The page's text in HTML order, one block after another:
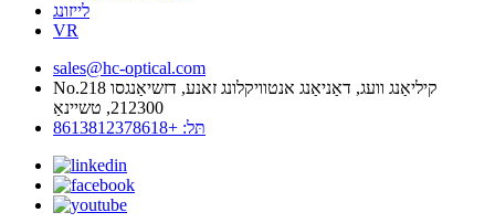
לייזונג
VR
sales@hc-optical.com
No.218 קיליאַנג וועג, דאַניאַנג אנטוויקלונג זאנע, דזשיאַנגסו
212300, טשיינאַ
תּל: +8613812378618